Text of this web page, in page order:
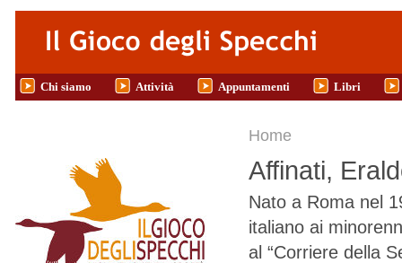
Salta al contenuto principale
Chi siamo Attività Appuntamenti Libri
Tu sei qui
Home
Affinati,
Nato a Roma nel
italiano ai
al “Corriere della